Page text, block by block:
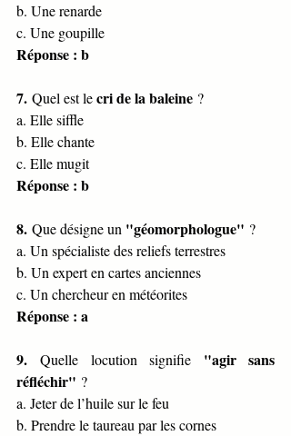
b. Une renarde
c. Une goupille
Réponse : b
7. Quel est le cri de la baleine ?
a. Elle siffle
b. Elle chante
c. Elle mugit
Réponse : b
8. Que désigne un "géomorphologue" ?
a. Un spécialiste des reliefs terrestres
b. Un expert en cartes anciennes
c. Un chercheur en météorites
Réponse : a
9. Quelle locution signifie "agir sans
réfléchir" ?
a. Jeter de l’huile sur le feu
b. Prendre le taureau par les cornes